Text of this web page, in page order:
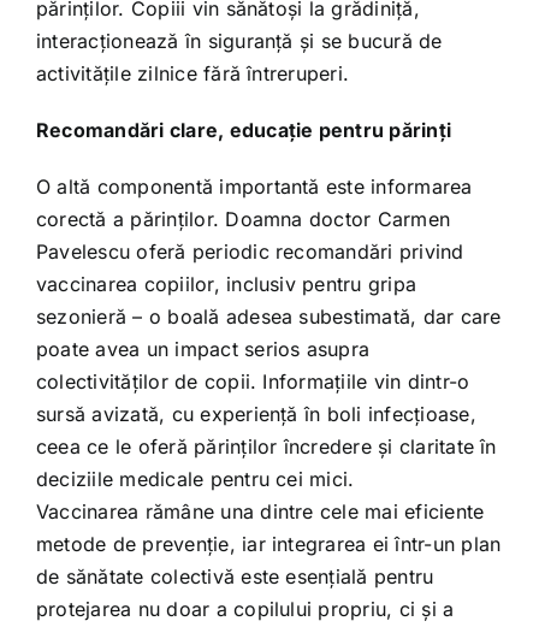
părinților. Copiii vin sănătoși la grădiniță,
interacționează în siguranță și se bucură de
activitățile zilnice fără întreruperi.
Recomandări clare, educație pentru părinți
O altă componentă importantă este informarea
corectă a părinților. Doamna doctor Carmen
Pavelescu oferă periodic recomandări privind
vaccinarea copiilor, inclusiv pentru gripa
sezonieră – o boală adesea subestimată, dar care
poate avea un impact serios asupra
colectivităților de copii. Informațiile vin dintr-o
sursă avizată, cu experiență în boli infecțioase,
ceea ce le oferă părinților încredere și claritate în
deciziile medicale pentru cei mici.
Vaccinarea rămâne una dintre cele mai eficiente
metode de prevenție, iar integrarea ei într-un plan
de sănătate colectivă este esențială pentru
protejarea nu doar a copilului propriu, ci și a